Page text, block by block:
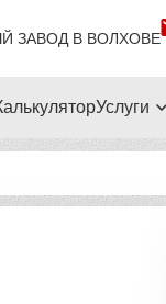
ЗАВОД В ВОЛХОВЕ
Услуги